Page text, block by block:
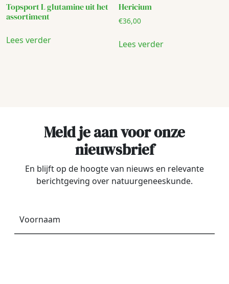
Topsport L glutamine uit het
assortiment
Lees verder
Hericium
€36,00
Lees verder
Meld je aan voor onze
nieuwsbrief
En blijft op de hoogte van nieuws en relevante
berichtgeving over natuurgeneeskunde.